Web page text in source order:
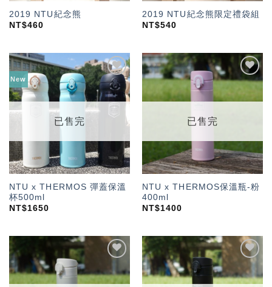
2019 NTU紀念熊
NT$460
2019 NTU紀念熊限定禮袋組
NT$540
New
加入
「願
望輕
單」
已售完
NTU x THERMOS 彈蓋保溫
杯500ml
NT$1650
加入
望輕
已售完
NTU x THERMOS保溫瓶-粉
400ml
NT$1400
「願
望輕
「願
望輕